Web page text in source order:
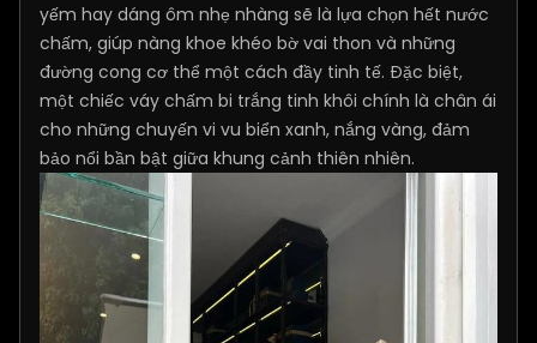
yếm hay dáng ôm nhẹ nhàng sẽ là lựa chọn hết nước
chấm, giúp nàng khoe khéo bờ vai thon và những
đường cong cơ thể một cách đầy tinh tế. Đặc biệt,
một chiếc váy chấm bi trắng tinh khôi chính là chân ái
cho những chuyến vi vu biển xanh, nắng vàng, đảm
bảo nổi bần bật giữa khung cảnh thiên nhiên.